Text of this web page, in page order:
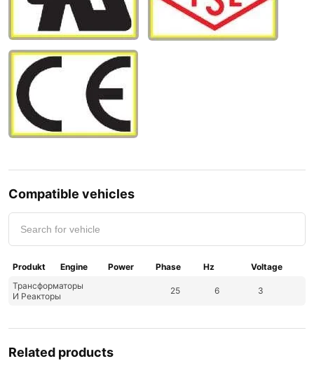
Compatible vehicles
Produkt Engine Power Phase Hz
Voltage
Трансформаторы
И Реакторы
25 6 3
Related products